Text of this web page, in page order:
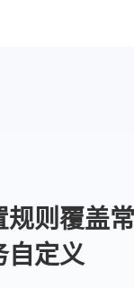
规则覆盖
自定义